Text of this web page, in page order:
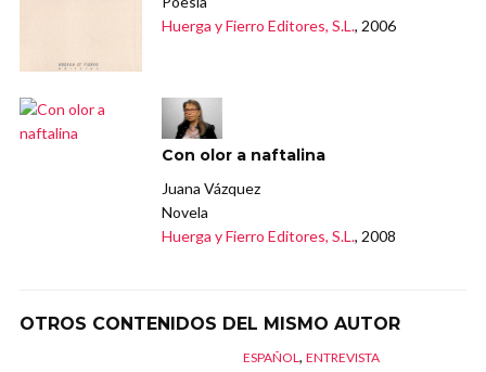
Huerga y Fierro Editores, S.L., 2006
Con olor a naftalina
Juana Vázquez
Novela
Huerga y Fierro Editores, S.L., 2008
OTROS CONTENIDOS DEL MISMO AUTOR
ESPAÑOL, ENTREVISTA